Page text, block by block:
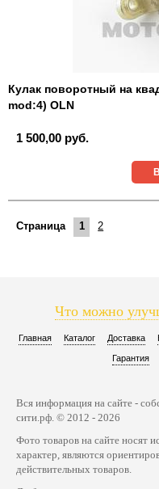
Кулак поворотный на
mod:4) OLN
1 500,00 руб.
Страница 1 2
Что можно
Главная Каталог Доставка
Гарантия
Вся информация на сайте -
сити.рф. © 2012 - 2026
Фото товаров на сайте носят
характер, являются
действительных товаров.